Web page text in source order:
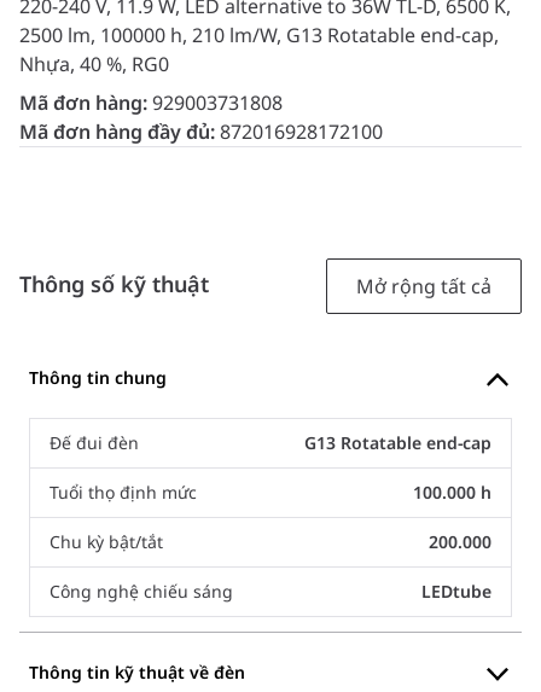
220-240 V, 11.9 W, LED alternative to 36W TL-D, 6500 K,
2500 lm, 100000 h, 210 lm/W, G13 Rotatable end-cap,
Nhựa, 40 %, RG0
Mã đơn hàng:929003731808
Mã đơn hàng đầy đủ:872016928172100
Thông số kỹ thuật Mở rộng tất cả
Thông tin chung
Đế đui đèn G13 Rotatable end-cap
Tuổi thọ định mức 100.000 h
Chu kỳ bật/tắt 200.000
Công nghệ chiếu sáng LEDtube
Thông tin kỹ thuật về đèn